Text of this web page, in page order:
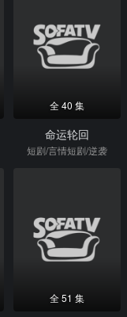
全 40 集
命运轮回
短剧/言情短剧/逆袭
全 51 集